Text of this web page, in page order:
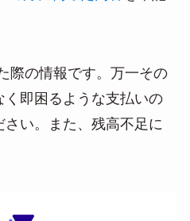
際の情報です。万一その
即困るような支払いの
い。また、残高不足に